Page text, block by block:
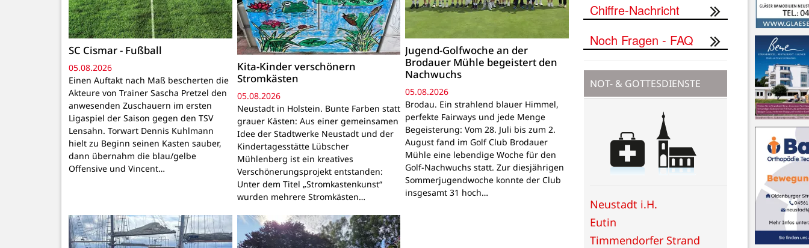
SC Cismar - Fußball
05.08.2026
Einen Auftakt nach Maß bescherten die
Akteure von Trainer Sascha Pretzel den
anwesenden Zuschauern im ersten
Ligaspiel der Saison gegen den TSV
Lensahn. Torwart Dennis Kuhlmann
hielt zu Beginn seinen Kasten sauber,
dann übernahm die blau/gelbe
Offensive und Vincent…
Kita-Kinder verschönern
Stromkästen
05.08.2026
Neustadt in Holstein. Bunte Farben statt
grauer Kästen: Aus einer gemeinsamen
Idee der Stadtwerke Neustadt und der
Kindertagesstätte Lübscher
Mühlenberg ist ein kreatives
Verschönerungsprojekt entstanden:
Unter dem Titel „Stromkastenkunst“
wurden mehrere Stromkästen…
Jugend-Golfwoche an der
Brodauer Mühle begeistert den
Nachwuchs
05.08.2026
Brodau. Ein strahlend blauer Himmel,
perfekte Fairways und jede Menge
Begeisterung: Vom 28. Juli bis zum 2.
August fand im Golf Club Brodauer
Mühle eine lebendige Woche für den
Golf-Nachwuchs statt. Zur diesjährigen
Sommerjugendwoche konnte der Club
insgesamt 31 hoch…
Chiffre-Nachricht
Noch Fragen - FAQ
NOT- & GOTTESDIENSTE
Neustadt i.H.
Eutin
Timmendorfer Strand